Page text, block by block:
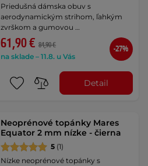
Priedušná dámska obuv s
aerodynamickým strihom, ľahkým
zvrškom a gumovou …
61,90 € 84,90 €
na sklade – 11.8. u Vás
-27%
Detail
Neoprénové topánky Mares
Equator 2 mm nízke - čierna
5 (1)
Nízke neoprénové topánky s